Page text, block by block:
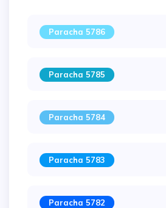
Paracha 5786
Paracha 5785
Paracha 5784
Paracha 5783
Paracha 5782